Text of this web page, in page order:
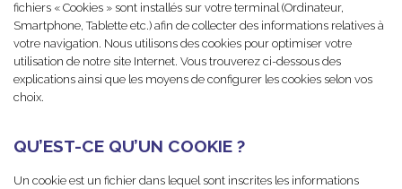
fichiers « Cookies » sont installés sur votre terminal (Ordinateur,
Smartphone, Tablette etc.) afin de collecter des informations relatives à
votre navigation. Nous utilisons des cookies pour optimiser votre
utilisation de notre site Internet. Vous trouverez ci-dessous des
explications ainsi que les moyens de configurer les cookies selon vos
choix.
QU’EST-CE QU’UN COOKIE ?
Un cookie est un fichier dans lequel sont inscrites les informations